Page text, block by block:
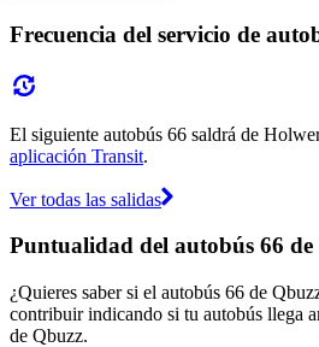
Frecuencia del servicio de
El siguiente autobús 66 saldrá de
aplicación Transit.
Ver todas las salidas
Puntualidad del autobús 66 de
¿Quieres saber si el autobús 66 de
contribuir indicando si tu autobús llega
de Qbuzz.